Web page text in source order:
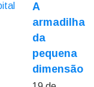
A
armadilha
da
pequena
dimensão